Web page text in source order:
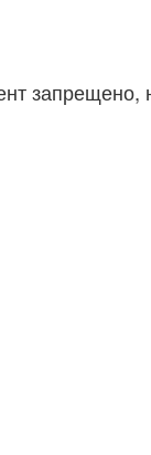
запрещено,